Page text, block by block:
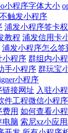
小程序字体大小
不触发小程序
浦发小程序签卡
教程 浦发信用卡
浦发小程序怎么签
小程序 群组内小
手小程序 群玩宝
小程序
链接网址 入驻小
件工程微信小程序
费用 如何查看小
电脑 索尼xz小应